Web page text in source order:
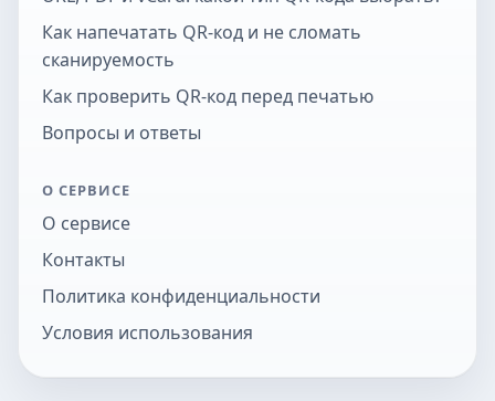
Как напечатать QR-код и не сломать
сканируемость
Как проверить QR-код перед печатью
Вопросы и ответы
О СЕРВИСЕ
О сервисе
Контакты
Политика конфиденциальности
Условия использования